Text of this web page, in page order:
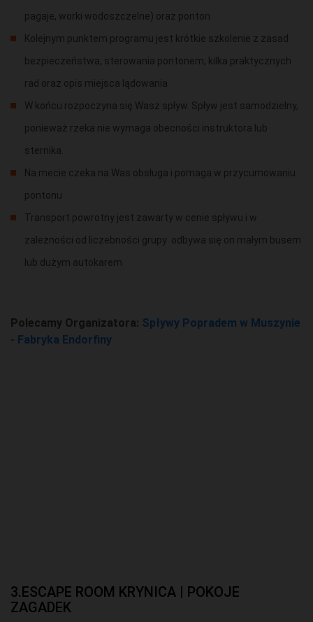
pagaje, worki wodoszczelne) oraz ponton
Kolejnym punktem programu jest krótkie szkolenie z zasad
bezpieczeństwa, sterowania pontonem, kilka praktycznych
rad oraz opis miejsca lądowania
W końcu rozpoczyna się Wasz spływ. Spływ jest samodzielny,
ponieważ rzeka nie wymaga obecności instruktora lub
sternika.
Na mecie czeka na Was obsługa i pomaga w przycumowaniu
pontonu
Transport powrotny jest zawarty w cenie spływu i w
zależności od liczebności grupy odbywa się on małym busem
lub dużym autokarem
Polecamy Organizatora: Spływy Popradem w Muszynie
- Fabryka Endorfiny
3.ESCAPE ROOM KRYNICA | POKOJE
ZAGADEK